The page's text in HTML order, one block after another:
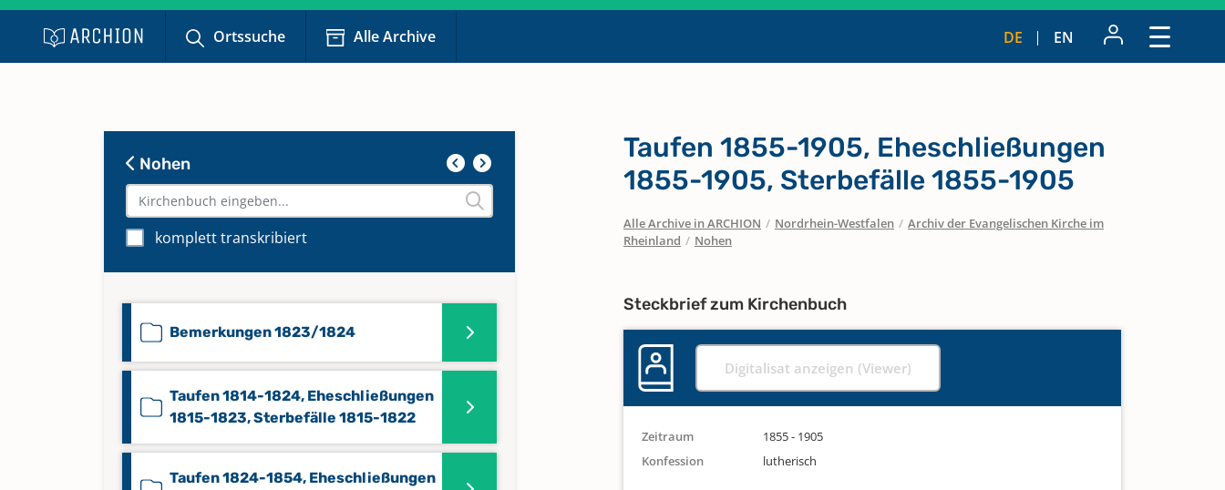
Ortssuche Alle Archive DE EN
Nohen
komplett transkribiert
Bemerkungen 1823/1824
Taufen 1814-1824, Eheschließungen
1815-1823, Sterbefälle 1815-1822
Taufen 1824-1854, Eheschließungen
Taufen 1855-1905, Eheschließungen
1855-1905, Sterbefälle 1855-1905
Alle Archive in ARCHION / Nordrhein-Westfalen / Archiv der Evangelischen Kirche im
Rheinland / Nohen
Steckbrief zum Kirchenbuch
Digitalisat anzeigen (Viewer)
Zeitraum
1855 - 1905
Konfession
lutherisch